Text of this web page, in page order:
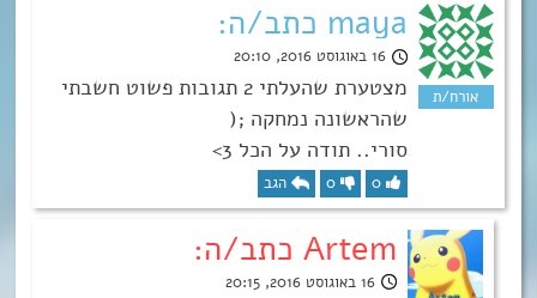
maya כתב/ה:
16 באוגוסט 2016, 20:10
מצטערת שהעלתי 2 תגובות פשוט חשבתי
שהראשונה נמחקה ;(
סורי.. תודה על הכל 3>
0
0 הגב
Artem כתב/ה:
16 באוגוסט 2016, 20:15